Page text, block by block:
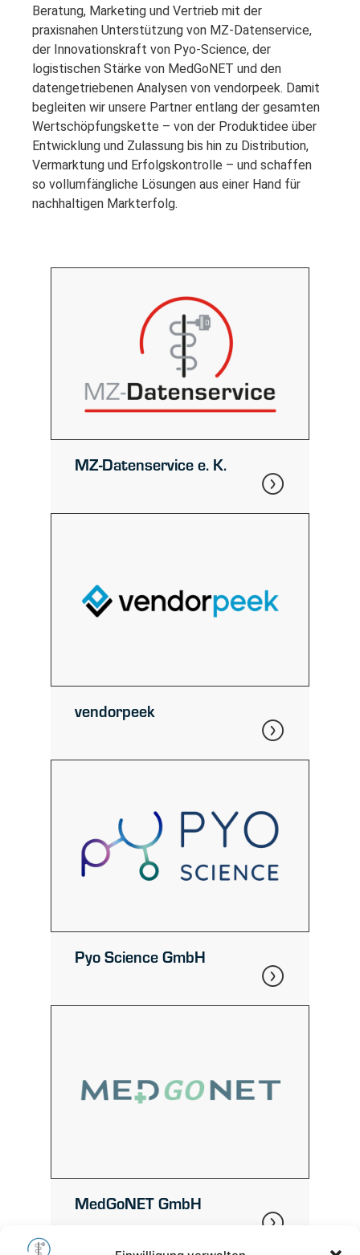
Beratung, Marketing und Vertrieb mit der
praxisnahen Unterstützung von MZ-Datenservice,
der Innovationskraft von Pyo-Science, der
logistischen Stärke von MedGoNET und den
datengetriebenen Analysen von vendorpeek. Damit
begleiten wir unsere Partner entlang der gesamten
Wertschöpfungskette – von der Produktidee über
Entwicklung und Zulassung bis hin zu Distribution,
Vermarktung und Erfolgskontrolle – und schaffen
so vollumfängliche Lösungen aus einer Hand für
nachhaltigen Markterfolg.
MZ-Datenservice e. K.
vendorpeek
Pyo Science GmbH
MedGoNET GmbH